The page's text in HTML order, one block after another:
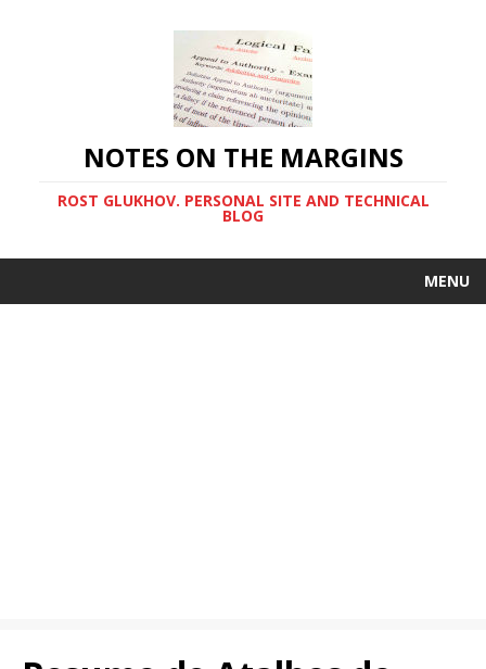
NOTES ON THE MARGINS
ROST GLUKHOV. PERSONAL SITE AND TECHNICAL
BLOG
MENU